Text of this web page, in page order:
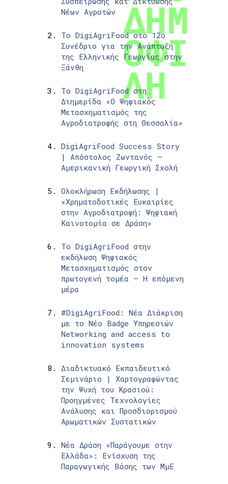
Νέων Αγροτών
Το DigiAgriFood στο 12ο
Συνέδριο για την Ανάπτυξη
της Ελληνικής Γεωργίας στην
Ξάνθη
Το DigiAgriFood στη
Διημερίδα «Ο Ψηφιακός
Μετασχηματισμός της
Αγροδιατροφής στη Θεσσαλία»
DigiAgriFood Success Story
| Απόστολος Ζωντανός –
Αμερικανική Γεωργική Σχολή
Ολοκλήρωση Εκδήλωσης |
«Χρηματοδοτικές Ευκαιρίες
στην Αγροδιατροφή: Ψηφιακή
Καινοτομία σε Δράση»
Το DigiAgriFood στην
εκδήλωση Ψηφιακός
Μετασχηματισμός στον
πρωτογενή τομέα – Η επόμενη
μέρα
#DigiAgriFood: Νέα Διάκριση
με το Νέο Badge Υπηρεσιών
Networking and access to
innovation systems
Διαδικτυακό Εκπαιδευτικό
Σεμινάριο | Χαρτογραφώντας
την Ψυχή του Κρασιού:
Προηγμένες Τεχνολογίες
Ανάλυσης και Προσδιορισμού
Αρωματικών Συστατικών
Νέα Δράση «Παράγουμε στην
Ελλάδα»: Ενίσχυση της
Παραγωγικής Βάσης των ΜμΕ